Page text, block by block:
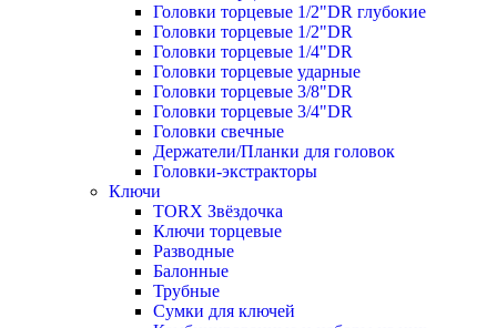
Головки торцевые 1/2"DR глубокие
Головки торцевые 1/2"DR
Головки торцевые 1/4"DR
Головки торцевые ударные
Головки торцевые 3/8"DR
Головки торцевые 3/4"DR
Головки свечные
Держатели/Планки для головок
Головки-экстракторы
Ключи
TORX Звёздочка
Ключи торцевые
Разводные
Балонные
Трубные
Сумки для ключей